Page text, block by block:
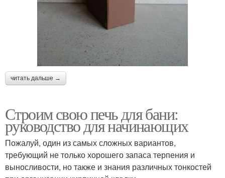
читать дальше →
Строим свою печь для бани:
руководство для начинающих
Пожалуй, один из самых сложных вариантов,
требующий не только хорошего запаса терпения и
выносливости, но также и знания различных тонкостей